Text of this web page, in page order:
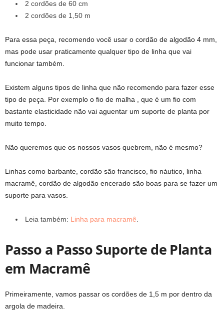
2 cordões de 60 cm
2 cordões de 1,50 m
Para essa peça, recomendo você usar o cordão de algodão 4 mm,
mas pode usar praticamente qualquer tipo de linha que vai
funcionar também.
Existem alguns tipos de linha que não recomendo para fazer esse
tipo de peça. Por exemplo o fio de malha , que é um fio com
bastante elasticidade não vai aguentar um suporte de planta por
muito tempo.
Não queremos que os nossos vasos quebrem, não é mesmo?
Linhas como barbante, cordão são francisco, fio náutico, linha
macramê, cordão de algodão encerado são boas para se fazer um
suporte para vasos.
Leia também: Linha para macramê
Passo a Passo Suporte de Planta
em Macramê
Primeiramente, vamos passar os cordões de 1,5 m por dentro da
argola de madeira.